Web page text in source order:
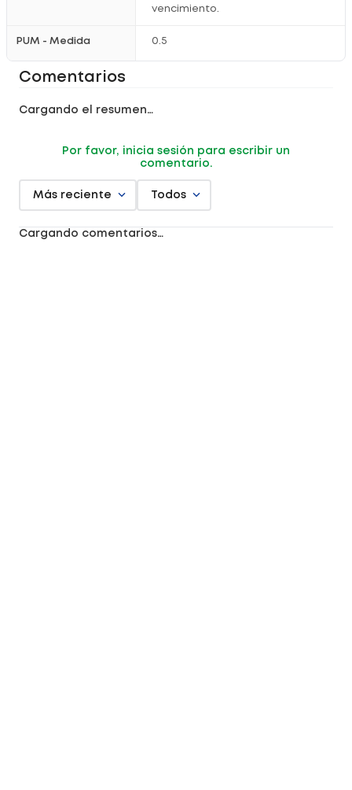
vencimiento.
PUM - Medida 0.5
Comentarios
Cargando el resumen…
Por favor, inicia sesión para escribir un
comentario.
Más reciente Todos
Cargando comentarios…